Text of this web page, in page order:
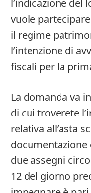
l’indicazione del
vuole partecipare
il regime
l’intenzione di
fiscali per la
La domanda va
di cui troverete
relativa all’asta
documentazione
due assegni
12 del giorno